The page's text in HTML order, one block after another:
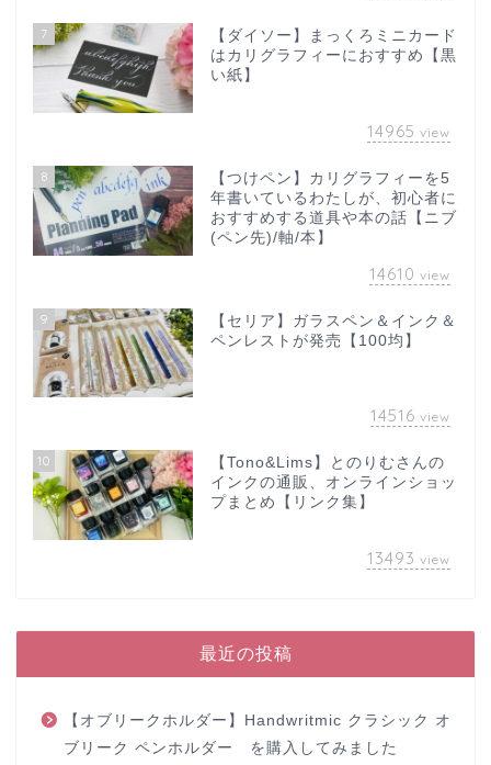
7
【ダイソー】まっくろミニカード
はカリグラフィーにおすすめ【黒
い紙】
14965 view
8
【つけペン】カリグラフィーを5
年書いているわたしが、初心者に
おすすめする道具や本の話【ニブ
(ペン先)/軸/本】
14610 view
9
【セリア】ガラスペン＆インク＆
ペンレストが発売【100均】
14516 view
10
【Tono&Lims】とのりむさんの
インクの通販、オンラインショッ
プまとめ【リンク集】
13493 view
最近の投稿
【オブリークホルダー】Handwritmic クラシック オ
ブリーク ペンホルダー を購入してみました